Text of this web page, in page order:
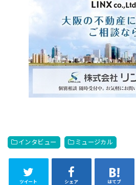
インタビュー ミュージカル
ツイート シェア はてブ